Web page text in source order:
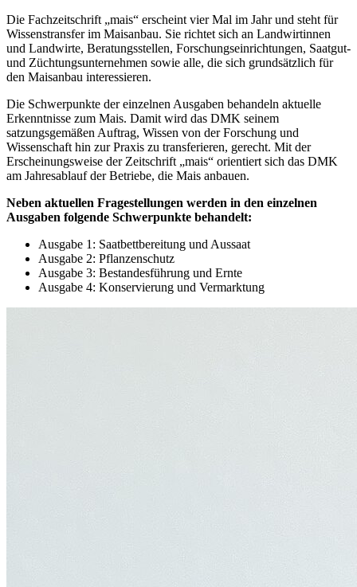
Die Fachzeitschrift „mais“ erscheint vier Mal im Jahr und steht für
Wissenstransfer im Maisanbau. Sie richtet sich an Landwirtinnen
und Landwirte, Beratungsstellen, Forschungseinrichtungen, Saatgut-
und Züchtungsunternehmen sowie alle, die sich grundsätzlich für
den Maisanbau interessieren.
Die Schwerpunkte der einzelnen Ausgaben behandeln aktuelle
Erkenntnisse zum Mais. Damit wird das DMK seinem
satzungsgemäßen Auftrag, Wissen von der Forschung und
Wissenschaft hin zur Praxis zu transferieren, gerecht. Mit der
Erscheinungsweise der Zeitschrift „mais“ orientiert sich das DMK
am Jahresablauf der Betriebe, die Mais anbauen.
Neben aktuellen Fragestellungen werden in den einzelnen
Ausgaben folgende Schwerpunkte behandelt:
Ausgabe 1: Saatbettbereitung und Aussaat
Ausgabe 2: Pflanzenschutz
Ausgabe 3: Bestandesführung und Ernte
Ausgabe 4: Konservierung und Vermarktung